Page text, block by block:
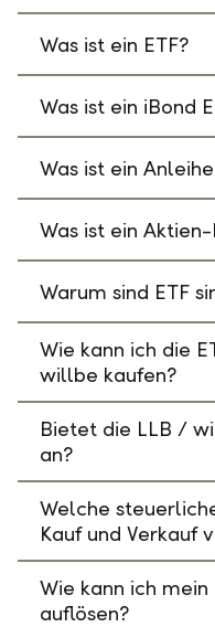
Was ist ein ETF?
Was ist ein iBond
Was ist ein
Was ist ein Aktien-
Warum sind ETF
Wie kann ich die
willbe kaufen?
Bietet die LLB /
an?
Welche
Kauf und Verkauf
Wie kann ich
auflösen?